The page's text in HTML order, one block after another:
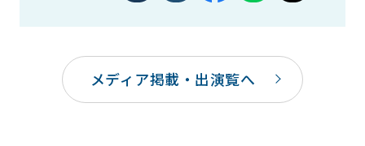
メディア掲載・出演覧へ